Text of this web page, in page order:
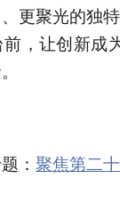
更聚光的独
，让创新成
： 聚焦第二